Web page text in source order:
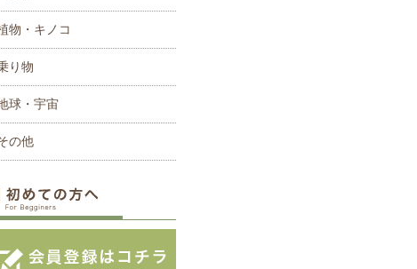
物・キノコ
り物
球・宇宙
の他